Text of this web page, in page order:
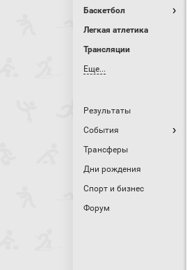
Баскетбол
Легкая атлетика
Трансляции
Еще...
Результаты
События
Трансферы
Дни рождения
Спорт и бизнес
Форум